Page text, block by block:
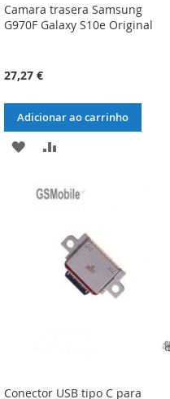
Camara trasera Samsung
G970F Galaxy S10e Original
27,27 €
Adicionar ao carrinho
ADICIONAR
LISTA
DESEJOS
COMPARAÇÃO
Conector USB tipo C para